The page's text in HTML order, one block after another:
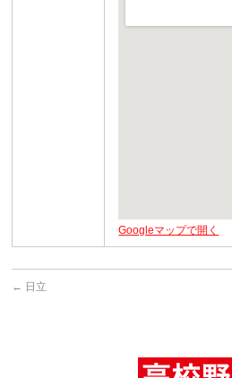
Googleマップで開く
← 日立